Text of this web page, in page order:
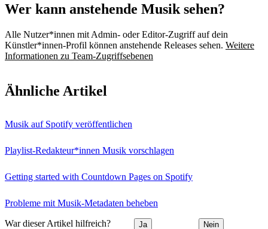
Wer kann anstehende Musik sehen?
Alle Nutzer*innen mit Admin- oder Editor-Zugriff auf dein
Künstler*innen-Profil können anstehende Releases sehen. Weitere
Informationen zu Team-Zugriffsebenen
Ähnliche Artikel
Musik auf Spotify veröffentlichen
Playlist-Redakteur*innen Musik vorschlagen
Getting started with Countdown Pages on Spotify
Probleme mit Musik-Metadaten beheben
War dieser Artikel hilfreich? Ja Nein